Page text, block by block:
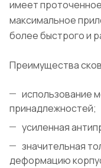
имеет
максимальное
более быстрого и
Преимущества
использование
принадлежностей;
усиленная
значительная
деформацию